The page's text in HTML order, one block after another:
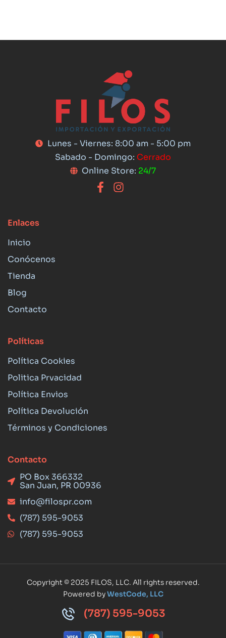
Lunes - Viernes: 8:00 am - 5:00 pm
Sabado - Domingo: Cerrado
Online Store: 24/7
Enlaces
Inicio
Conócenos
Tienda
Blog
Contacto
Políticas
Política Cookies
Politica Prvacidad
Política Envios
Política Devolución
Términos y Condiciones
Contacto
PO Box 366332
San Juan, PR 00936
info@filospr.com
(787) 595-9053
(787) 595-9053
Copyright © 2025 FILOS, LLC. All rights reserved.
Powered byWestCode, LLC
(787) 595-9053